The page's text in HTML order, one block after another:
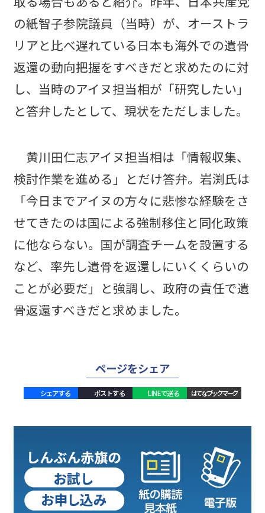
の紙智子参院議員（当時）が、オーストラ
リアと比べ遅れている日本も海外での遺骨
返還の動向把握をすべきだと求めたのに対
し、当時のアイヌ担当相が「研究したい」
と答弁したとして、現状をただしました。
黄川田仁志アイヌ担当相は「情報収集、
検討作業を進める」とだけ答弁。岩渕氏は
「今日までアイヌの方々に悲惨な経験をさ
せてきたのは国による強制移住と同化政策
に他ならない。国が調査チームを設置する
など、率先し遺骨を返還しにいくくらいの
ことが必要だ」と強調し、政府の責任で遺
骨返還すべきだと求めました。
ページをシェア
シェアする ポストする LINEで送る はてなブックマーク